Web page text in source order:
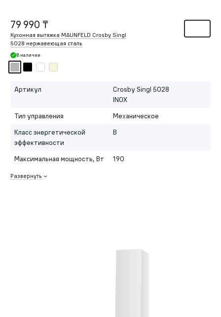
79 990 ₸
Кухонная вытяжка MAUNFELD Crosby Singl
5028 нержавеющая сталь
В наличии
Артикул
Crosby Singl 5028
INOX
Тип управления
Механическое
Класс энергетической
эффективности
B
Максимальная мощность, Вт 190
Развернуть